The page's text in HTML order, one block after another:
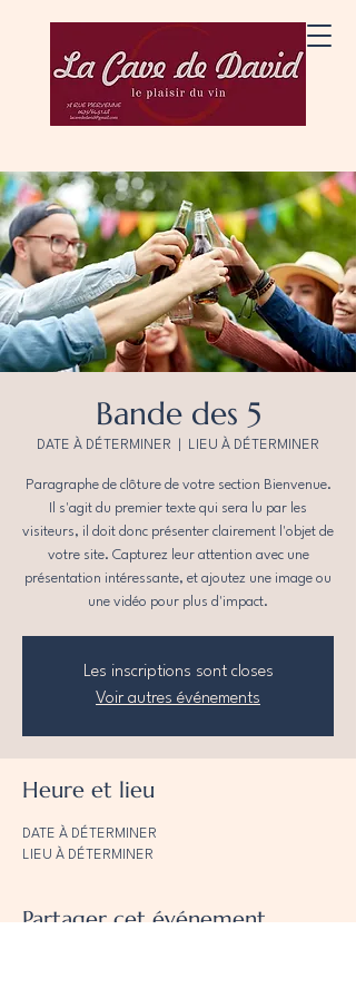
Bande des 5
DATE À DÉTERMINER LIEU À DÉTERMINER
Paragraphe de clôture de votre section Bienvenue.
Il s'agit du premier texte qui sera lu par les
visiteurs, il doit donc présenter clairement l'objet de
votre site. Capturez leur attention avec une
présentation intéressante, et ajoutez une image ou
une vidéo pour plus d'impact.
Les inscriptions sont closes
Voir autres événements
Heure et lieu
DATE À DÉTERMINER
LIEU À DÉTERMINER
Partager cet événement